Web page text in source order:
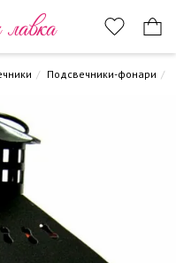
Подсвечники-фонари